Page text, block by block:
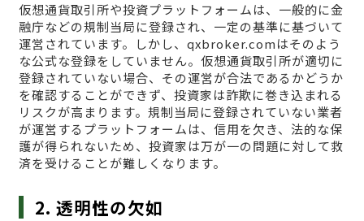
仮想通貨取引所や投資プラットフォームは、一般的に金
融庁などの規制当局に登録され、一定の基準に基づいて
運営されています。しかし、qxbroker.comはそのよう
な公式な登録をしていません。仮想通貨取引所が適切に
登録されていない場合、その運営が合法であるかどうか
を確認することができず、投資家は詐欺に巻き込まれる
リスクが高まります。規制当局に登録されていない業者
が運営するプラットフォームは、信用を欠き、法的な保
護が得られないため、投資家は万が一の問題に対して救
済を受けることが難しくなります。
2. 透明性の欠如